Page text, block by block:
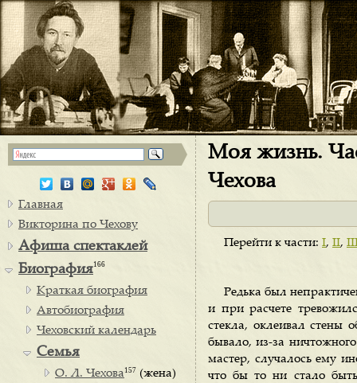
Моя жизнь.
Чехова
Перейти к части: I, II,
Редька был
и при расчете
стекла, оклеивал
бывало, из-за
мастер, случалось ему
что бы то ни стало
Главная
Викторина по Чехову
Афиша спектаклей
Биография166
Краткая биография
Автобиография
Чеховский календарь
Семья
О. Л. Чехова 157 (жена)